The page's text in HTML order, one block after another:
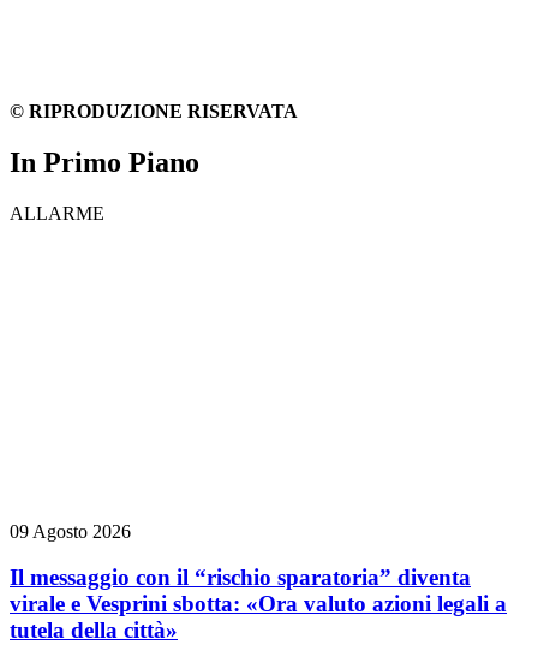
© RIPRODUZIONE RISERVATA
In Primo Piano
ALLARME
09 Agosto 2026
Il messaggio con il “rischio sparatoria” diventa
virale e Vesprini sbotta: «Ora valuto azioni legali a
tutela della città»